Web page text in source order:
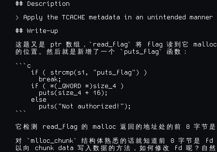
## Description
> Apply the TCACHE metadata in an unintended
## Write-up
这 题 又 是 ptr 数 组 ， `read_flag` 将 flag 读 到 它
的 位 置 。 然 后 就 是 新 增 了 一 个 `puts_flag` 函 数 ：
```c
    if ( strcmp(s1, "puts_flag") )
      break;
    if ( *(_QWORD *)size_4 )
      puts(size_4 + 16);
    else
      puts("Not authorized!");
```
它 检 测 read_flag 的 malloc 返 回 的 地 址 处 的 前 8 字 节 是
对 `mlloc_chunk` 结 构 体 熟 悉 的 话 就 知 道 前 8 字 节 是 fd
以 向 chunk data 写 入 数 据 的 方 法 ， 如 何 修 改 fd 呢 ？ 自 然